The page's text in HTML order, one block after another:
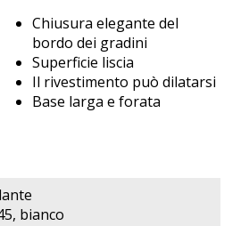
Chiusura elegante del
bordo dei gradini
Superficie liscia
Il rivestimento può dilatarsi
Base larga e forata
bianco